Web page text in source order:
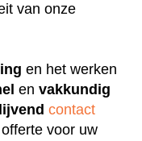
van onze
en het werken
en vakkundig
contact
voor uw